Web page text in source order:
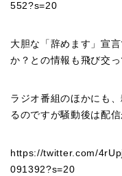
552?s=20
大胆な「辞めます」宣
か？との情報も飛び交っ
ラジオ番組のほかにも
るのですが騒動後は配
https://twitter.com/
091392?s=20